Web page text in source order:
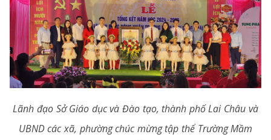
Lãnh đạo Sở Giáo dục và Đào tạo, thành phố Lai Châu và
UBND các xã, phường chúc mừng tập thể Trường Mầm